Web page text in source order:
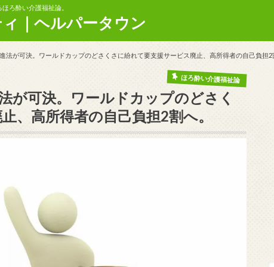
ろ酔い介護福祉論。
｜ヘルパータウン
法が可決。ワールドカップのどさくさに紛れて要支援サービス廃止、高所得者の自己負担2
ほろ酔い介護福祉論
が可決。ワールドカップのどさく
、高所得者の自己負担2割へ。